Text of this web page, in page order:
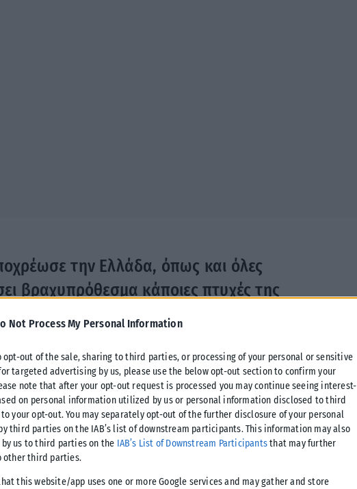
Not Process My Personal Information
opt-out of the sale, sharing to third parties, or processing of your personal or sensitive
targeted advertising by us, please use the below opt-out section to confirm your
note that after your opt-out request is processed you may continue seeing interest-
on personal information utilized by us or personal information disclosed to third
your opt-out. You may separately opt-out of the further disclosure of your personal
third parties on the IAB’s list of downstream participants. This information may also
by us to third parties on the IAB’s List of Downstream Participantsthat may further
other third parties.
this website/app uses one or more Google services and may gather and store
την Ελλάδα, όπως και όλες
βραχυπρόθεσμα κάποιες πτυχές της
περίπτωση δεν έχει ανατρέψει τον
στην ταχεία διείσδυση των
στις πρωτοβουλίες που «τρέχει» η
περιοχών, (που έχουν και έντονο
ανάπτυξη των «πράσινων»
νέα εποχή».
και Κοινωνικών Υποθέσεων, Κωστής Χατζηδάκης,
εκδήλωση που διοργάνωσε η Ευρωπαϊκή Επιτροπή στις